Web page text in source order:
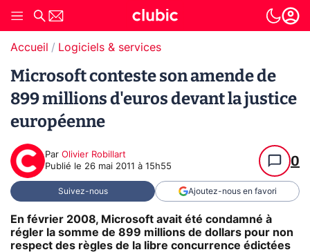
Accueil Logiciels & services
Microsoft conteste son amende de
899 millions d'euros devant la justice
européenne
Par Olivier Robillart
Publié le 26 mai 2011 à 15h55 0
Suivez-nous Ajoutez-nous en favori
En février 2008, Microsoft avait été condamné à
régler la somme de 899 millions de dollars pour non
respect des règles de la libre concurrence édictées